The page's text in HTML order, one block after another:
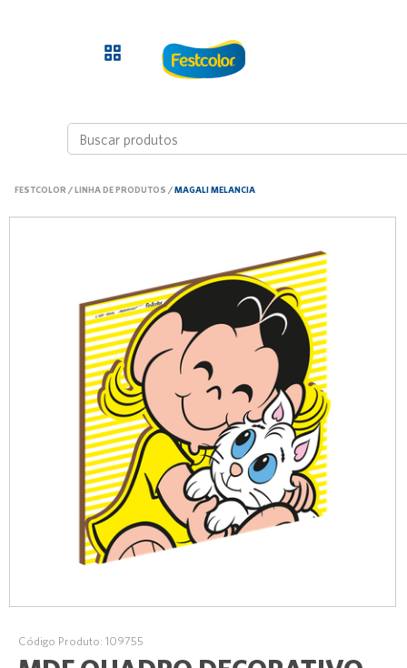
FESTCOLOR /LINHA DE PRODUTOS /MAGALI MELANCIA
Código Produto: 109755